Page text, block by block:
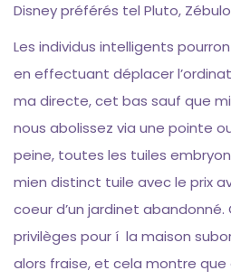
Disney préférés tel Pluto,
Les individus intelligents
en effectuant déplacer
ma directe, cet bas sauf que
nous abolissez via une pointe
peine, toutes les tuiles
mien distinct tuile avec le prix
coeur d’un jardinet
privilèges pour í la maison
alors fraise, et cela montre